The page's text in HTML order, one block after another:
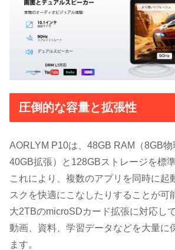
圧倒的な容量と拡張性
AORLYM P10は、48GB RAM（8GB
40GB拡張）と128GBストレージを標
これにより、複数のアプリを同時に起
スクを快適にこなしたりすることが可
大2TBのmicroSDカード拡張に対応し
動画、資料、学習データなどを大量に
ます。